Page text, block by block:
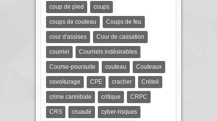
coup de pied coups
coups de couteau Coups de feu
cour d'assises Cour de cassation
courriel Courriels indésirables
Course-poursuite couteau Couteaux
covoiturage CPE cracher Créteil
crime cannibale critique CRPC
CRS cruauté cyber-risques